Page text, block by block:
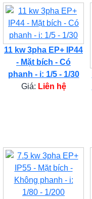
11 kw 3pha EP+ IP44
- Mặt bích - Có
phanh - i: 1/5 - 1/30
Giá: Liên hệ